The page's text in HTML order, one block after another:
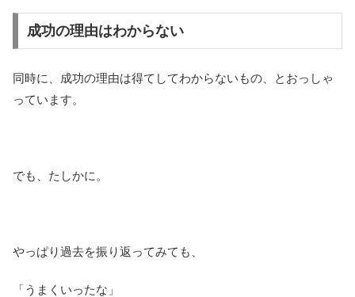
成功の理由はわからない
同時に、成功の理由は得てしてわからないもの、とおっしゃ
っています。
でも、たしかに。
やっぱり過去を振り返ってみても、
「うまくいったな」